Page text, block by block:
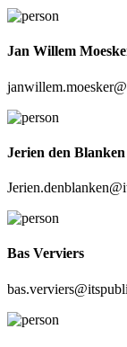
Jan Willem
Jerien den Blanken
Bas Verviers